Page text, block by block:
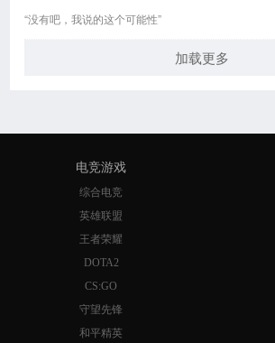
“没有吧，我说的这个可能性”
加载更多
电竞游戏
综合电竞
英雄联盟
王者荣耀
DOTA2
CS:GO
守望先锋
和平精英